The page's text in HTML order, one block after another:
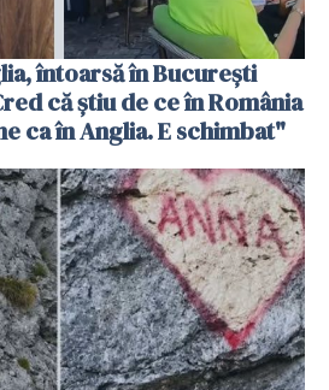
întoarsă în București
că știu de ce în România
ca în Anglia. E schimbat"